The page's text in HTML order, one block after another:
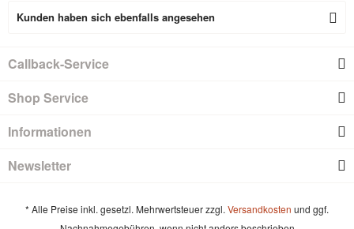
Kunden haben sich ebenfalls angesehen
Callback-Service
Shop Service
Informationen
Newsletter
* Alle Preise inkl. gesetzl. Mehrwertsteuer zzgl. Versandkosten und ggf.